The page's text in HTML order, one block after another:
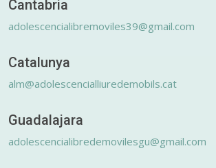
Cantabria
adolescencialibremoviles39@gmail.com
Catalunya
alm@adolescencialliuredemobils.cat
Guadalajara
adolescencialibredemovilesgu@gmail.com